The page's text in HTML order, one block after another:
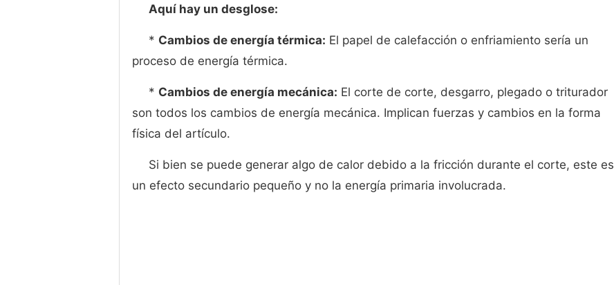
Aquí hay un desglose:
* Cambios de energía térmica: El papel de calefacción o enfriamiento sería un
proceso de energía térmica.
* Cambios de energía mecánica: El corte de corte, desgarro, plegado o triturador
son todos los cambios de energía mecánica. Implican fuerzas y cambios en la forma
física del artículo.
Si bien se puede generar algo de calor debido a la fricción durante el corte, este es
un efecto secundario pequeño y no la energía primaria involucrada.